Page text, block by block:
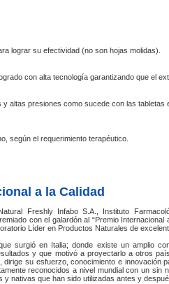
lograr su efectividad (no son hojas molidas).
con alta tecnología garantizando que el
altas presiones como sucede con las
según el requerimiento terapéutico.
a la Calidad
Freshly Infabo S.A., Instituto
con el galardón al “Premio
Líder en Productos Naturales de
surgió en Italia; donde existe un amplio
y que motivó a proyectarlo a otros
dirige su esfuerzo, conocimiento e innovación
reconocidos a nivel mundial con un sin
y nativas que han sido utilizadas antes y